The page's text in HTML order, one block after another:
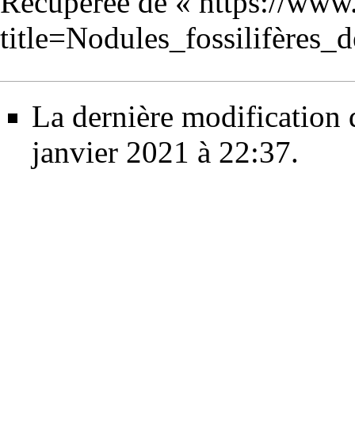
La dernière modification
janvier 2021 à 22:37.